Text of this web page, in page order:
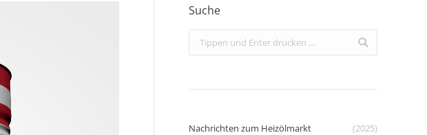
Suche
Search:
Nachrichten zum Heizölmarkt
(2025)